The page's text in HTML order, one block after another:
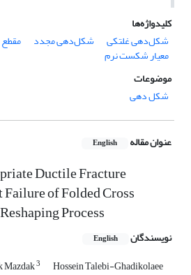
کلیدواژه‌ها
شکل‌دهی غلتکی
شکل‌دهی مجدد
معیار شکست نرم
موضوعات
شکل دهی
عنوان مقاله English
Ductile Fracture
of Folded Cross
Process
نویسندگان English
Mazdak3 Hossein Talebi-Ghadikolaee